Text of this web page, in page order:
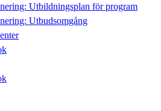
Utbildningsplan för program
Utbudsomgång